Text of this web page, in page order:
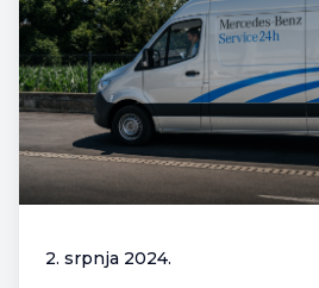
2. srpnja 2024.